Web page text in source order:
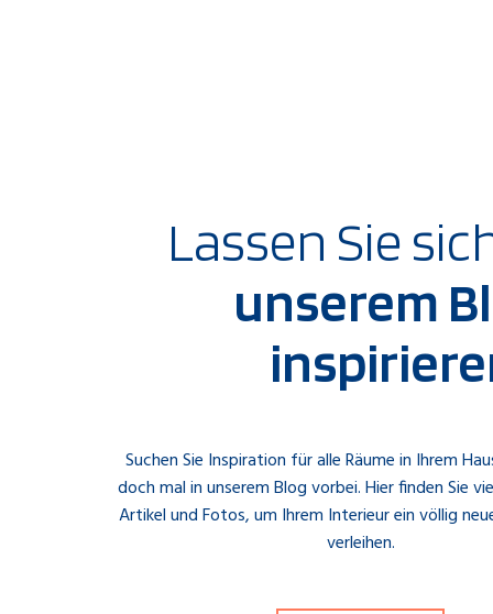
Lassen Sie
unserem
Suchen Sie Inspiration für alle Räume in Ihrem
doch mal in unserem Blog vorbei. Hier finden Sie
Artikel und Fotos, um Ihrem Interieur ein völlig
verleihen.